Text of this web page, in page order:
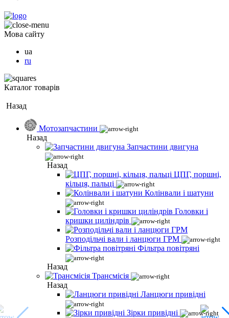
Мова сайту
ua
ru
Каталог товарів
Назад
Мотозапчастини
Назад
Запчастини двигуна
Назад
ЦПГ, поршні,
кільця, пальці
Колінвали і шатуни
Головки і
кришки циліндрів
Розподільчі вали і ланцюги ГРМ
Фільтра повітряні
Назад
Трансмісія
Назад
Ланцюги привідні
Зірки привідні